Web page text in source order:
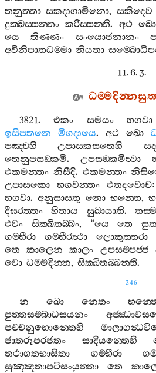
තනුත‍්තා සකදාගාමිනො, සකිදෙව
දුක‍්ඛස‍්සන‍්තං කරිස‍්සන‍්ති. අථ ඛො
යෙ
තිණ‍්ණං සංයොජනානං
අවිනිපාතධම‍්මා නියතා
11. 6. 3.
3821.එකං සමයං භගවා
ඉසිපතනෙ
මිගදායෙ. අථ ඛො
පඤ‍්චහි
උපාසකසතෙහි
තෙනුපසඞ‍්කමි. උපසඞ‍්කමිත්‍වා
එකමන‍්තං නිසීදි. එකමන‍්තං
උපාසකො
භගවන‍්තං එතදවොච
භගවා.අනුසාසතු නො භන‍්තෙ,
දීඝරත‍්තං
හිතාය සුඛායාති.
එවං
සික‍්ඛිතබ‍්බං, “යෙ තෙ
ගම‍්භීරා
ගම‍්භීරත්‍ථා ලොකුත‍්තරා
තෙ
කාලෙන කාලං උපසම‍්පජ‍්ජ
වො ධම‍්මදින‍්න, සික‍්ඛිතබ‍්බන‍්ති.
246
න ඛො නෙතං
පුත‍්තසම‍්බාධසයනං
පච‍්චනුභොන‍්තෙහි
ජාතරූපරජතං
සාදියන‍්තෙහි
තථාගතභාසිතා
ගම‍්භීරා
සුඤ‍්ඤතාපටිසංයුත‍්තා
තෙ